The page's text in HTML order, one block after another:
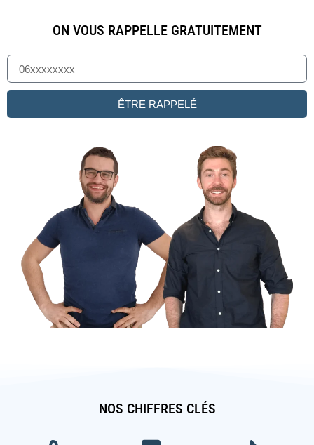
ON VOUS RAPPELLE GRATUITEMENT
ÊTRE RAPPELÉ
NOS CHIFFRES CLÉS